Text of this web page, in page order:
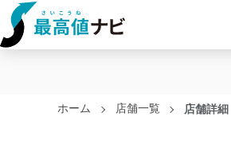
ホーム 店舗一覧 店舗詳細